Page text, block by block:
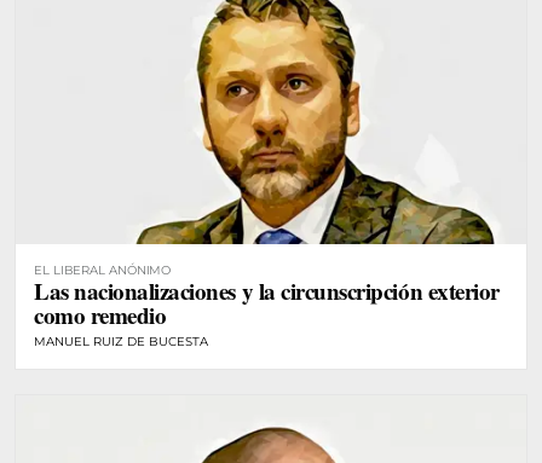
EL LIBERAL ANÓNIMO
Las nacionalizaciones y la circunscripción exterior
como remedio
MANUEL RUIZ DE BUCESTA